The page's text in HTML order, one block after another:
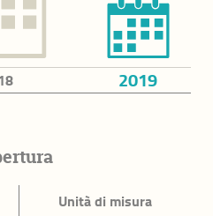
2019
Unità di misura
allo studio